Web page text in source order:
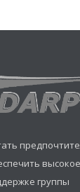
группы